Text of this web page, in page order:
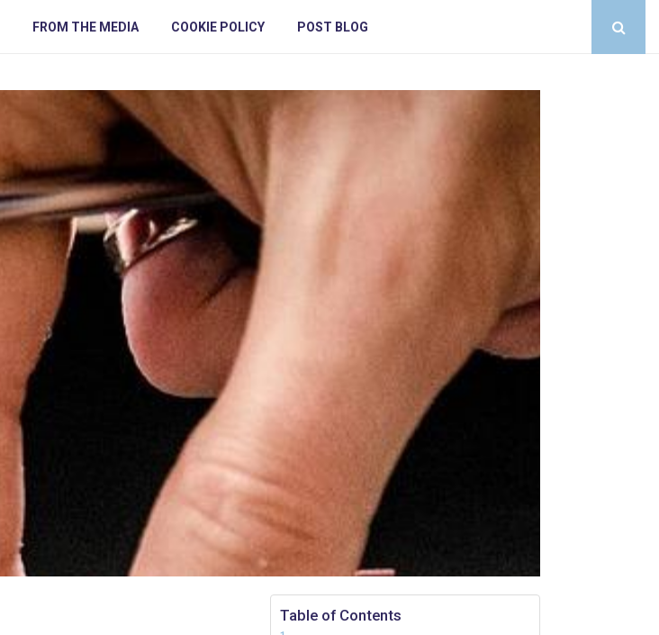
FROM THE MEDIA COOKIE POLICY POST BLOG
Table of Contents